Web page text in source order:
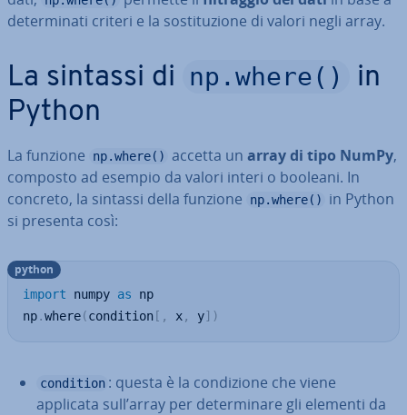
de­ter­mi­na­ti criteri e la so­sti­tu­zio­ne di valori negli array.
La sintassi di np.where()
in
Python
La funzione np.where() accetta un array di tipo NumPy,
composto ad esempio da valori interi o booleani. In
concreto, la sintassi della funzione
np.where()
in Python
si presenta così:
import numpy as np
np.where(condition [ , x, y] )
python
condition : questa è la con­di­zio­ne che viene
applicata sull’array per de­ter­mi­na­re gli elementi da